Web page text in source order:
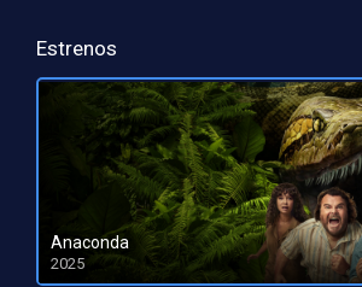
Estrenos
Anaconda
2025
HD 1080pHD 720p